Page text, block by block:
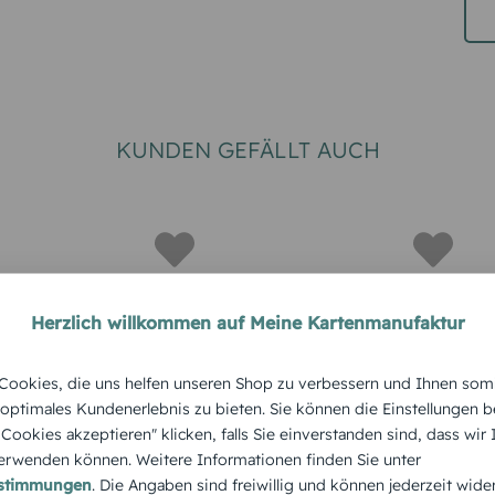
KUNDEN GEFÄLLT AUCH
Vogel
WEITERE ANLÄSSE
Einladungskarte
Einschulung Globus
WEITERE
Herzlich willkommen auf Meine Kartenmanufaktur
die uns helfen unseren Shop zu verbessern und Ihnen
Kundenerlebnis zu bieten. Sie können die Einstellungen
akzeptieren" klicken, falls Sie einverstanden sind, dass
können. Weitere Informationen finden Sie unter
. Die Angaben sind freiwillig und können jederzeit